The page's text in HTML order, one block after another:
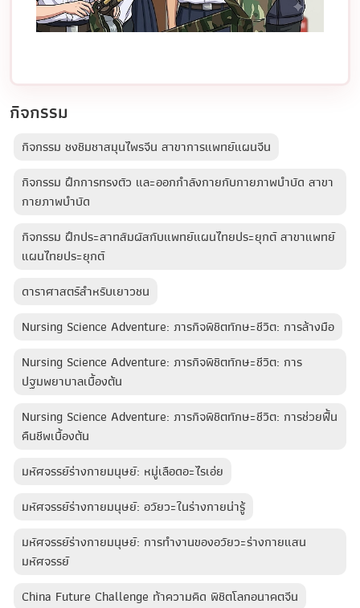
กิจกรรม
กิจกรรม ชงชิมชาสมุนไพรจีน สาขาการแพทย์แผนจีน
กิจกรรม ฝึกการทรงตัว และออกกำลังกายกับกายภาพบำบัด สาขา
กายภาพบำบัด
กิจกรรม ฝึกประสาทสัมผัสกับแพทย์แผนไทยประยุกต์ สาขาแพทย์
แผนไทยประยุกต์
ดาราศาสตร์สำหรับเยาวชน
Nursing Science Adventure: ภารกิจพิชิตทักษะชีวิต: การล้างมือ
Nursing Science Adventure: ภารกิจพิชิตทักษะชีวิต: การ
ปฐมพยาบาลเบื้องต้น
Nursing Science Adventure: ภารกิจพิชิตทักษะชีวิต: การช่วยฟื้น
คืนชีพเบื้องต้น
มหัศจรรย์ร่างกายมนุษย์: หมู่เลือดอะไรเอ่ย
มหัศจรรย์ร่างกายมนุษย์: อวัยวะในร่างกายน่ารู้
มหัศจรรย์ร่างกายมนุษย์: การทำงานของอวัยวะร่างกายแสน
มหัศจรรย์
China Future Challenge ท้าความคิด พิชิตโลกอนาคตจีน